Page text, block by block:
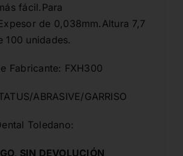
fácil.Para
de 0,038mm.Altura 7,7
100 unidades.
Fabricante: FXH300
ABRASIVE/GARRISO
Toledano:
SIN DEVOLUCIÓN